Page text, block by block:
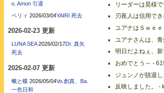
リーダーは晃様
刃夜人は信用で
ユアナはＳｗｅ
ユアナさんは、
明日だよねぇ、
おめでとう～ -
ジュンノが脱退
反映しました。 -
o. Amon 引退
ベリィ 2026/03/04YAIRI 死去
2026-02-23 更新
LUNA SEA 2026/02/17Dr. 真矢
死去
2026-02-07 更新
蛾と蝶 2026/05/04Vo.創真、Ba.
一色日和